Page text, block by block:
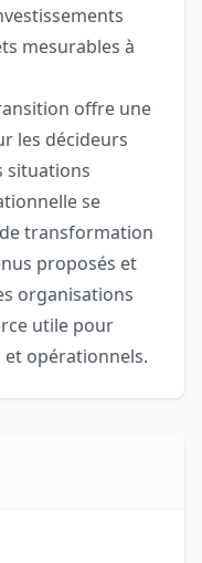
mesurables à
offre une
les décideurs
situations
se
transformation
proposés et
organisations
utile pour
opérationnels.